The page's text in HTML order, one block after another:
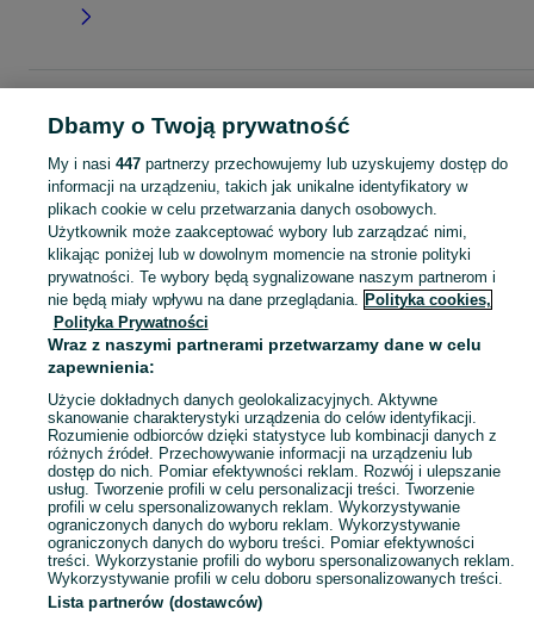
Mazowieckie
Zestawy biżuterii - Sochaczew
KATEGORIA
Zobacz
Mapa kategorii
Mapa miejscowości
Mapa ministron
Popularne wyszukiwania
Dbamy o Twoją prywatność
My i nasi 447partnerzy przechowujemy lub uzyskujemy dostęp do
informacji na urządzeniu, takich jak unikalne identyfikatory w
plikach cookie w celu przetwarzania danych osobowych.
Użytkownik może zaakceptować wybory lub zarządzać nimi,
klikając poniżej lub w dowolnym momencie na stronie polityki
prywatności. Te wybory będą sygnalizowane naszym partnerom i
nie będą miały wpływu na dane przeglądania. Polityka cookies,
Polityka Prywatności
Wraz z naszymi partnerami przetwarzamy dane w celu
zapewnienia:
Użycie dokładnych danych geolokalizacyjnych. Aktywne
skanowanie charakterystyki urządzenia do celów identyfikacji.
Rozumienie odbiorców dzięki statystyce lub kombinacji danych z
różnych źródeł. Przechowywanie informacji na urządzeniu lub
dostęp do nich. Pomiar efektywności reklam. Rozwój i ulepszanie
usług. Tworzenie profili w celu personalizacji treści. Tworzenie
profili w celu spersonalizowanych reklam. Wykorzystywanie
ograniczonych danych do wyboru reklam. Wykorzystywanie
ograniczonych danych do wyboru treści. Pomiar efektywności
treści. Wykorzystanie profili do wyboru spersonalizowanych reklam.
Wykorzystywanie profili w celu doboru spersonalizowanych treści.
Lista partnerów (dostawców)